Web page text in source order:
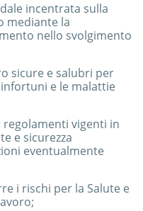
incentrata sulla
mediante la
nello svolgimento
sicure e salubri per
e le malattie
regolamenti vigenti in
e sicurezza
eventualmente
i rischi per la Salute e